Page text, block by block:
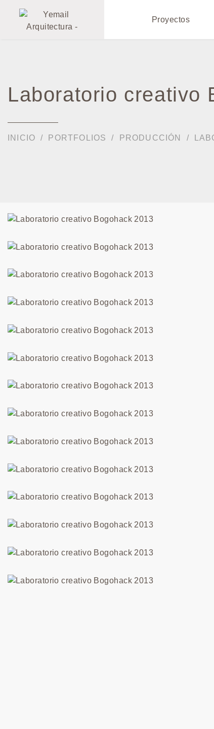
Proyectos
Laboratorio creativo
INICIO PORTFOLIOS PRODUCCIÓN